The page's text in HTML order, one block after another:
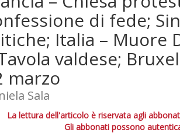
di fede;
Italia – Muore
valdese;
marzo
Sala
La lettura dell'articolo è riservata agli
Gli abbonati possono